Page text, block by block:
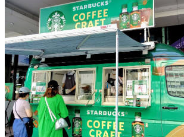
ン
タ
メ
N
E
W
S
「
み
よ
か
」